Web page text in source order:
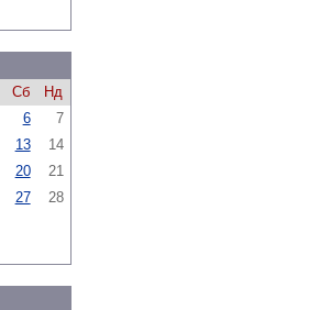
Сб
Нд
6
7
13
14
20
21
27
28